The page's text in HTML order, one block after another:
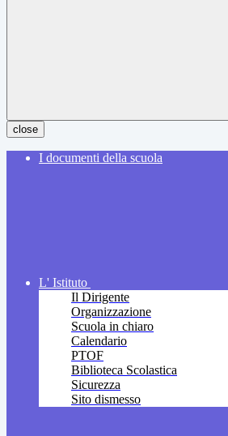
close
I documenti della scuola
L' Istituto
Il Dirigente
Organizzazione
Scuola in chiaro
Calendario
PTOF
Biblioteca Scolastica
Sicurezza
Sito dismesso